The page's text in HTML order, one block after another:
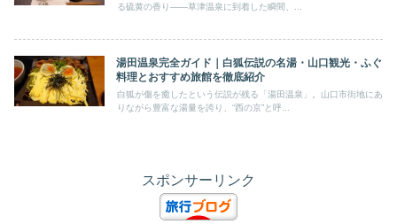
る硫黄の香り――草津温泉に到着した瞬間、...
湯田温泉完全ガイド｜白狐伝説の名湯・山口観光・ふぐ
料理とおすすめ旅館を徹底紹介
白狐が傷を癒したという伝説が残る「湯田温泉」。山口市街地にあ
りながら豊富な湯量を誇り、“西の京”と呼...
スポンサーリンク